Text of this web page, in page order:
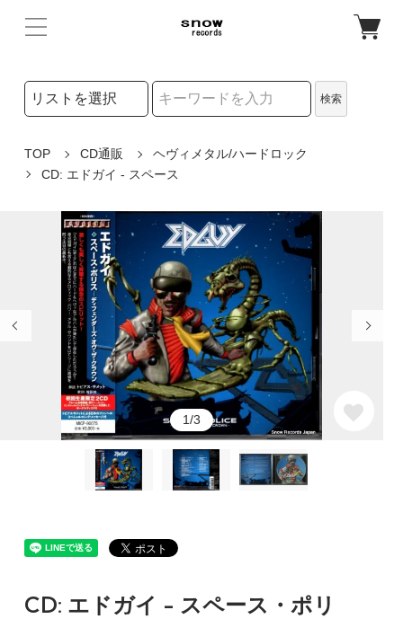
検索リストの選択
検索
TOP CD通販
ヘヴィメタル/ハードロック
CD: エドガイ - スペース
1/3
CD: エドガイ - スペース・ポリ